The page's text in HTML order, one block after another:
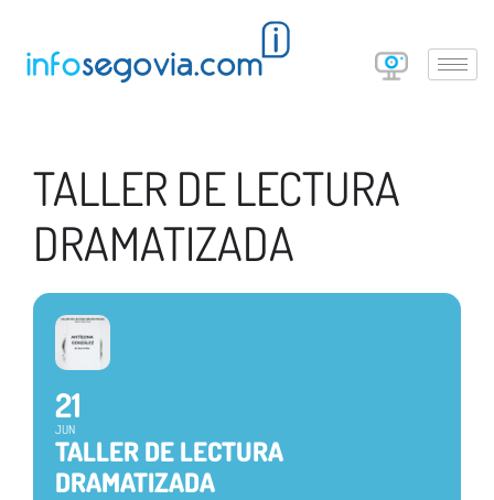
TALLER DE LECTURA
DRAMATIZADA
21
JUN
TALLER DE LECTURA
DRAMATIZADA